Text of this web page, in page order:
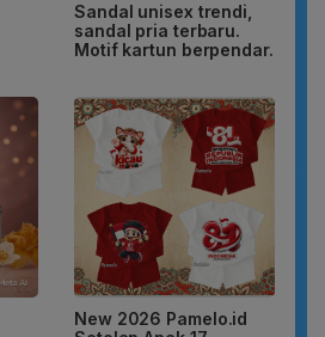
Sandal unisex trendi,
sandal pria terbaru.
Motif kartun berpendar.
New 2026 Pamelo.id